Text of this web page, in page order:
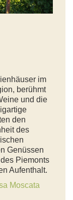
im
berühmt
und die
den
des
Genüssen
Piemonts
Aufenthalt.
Moscata